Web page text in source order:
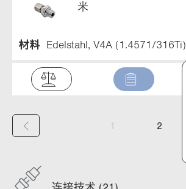
米
材料 Edelstahl, V4A (1.4571/316Ti)
1 2